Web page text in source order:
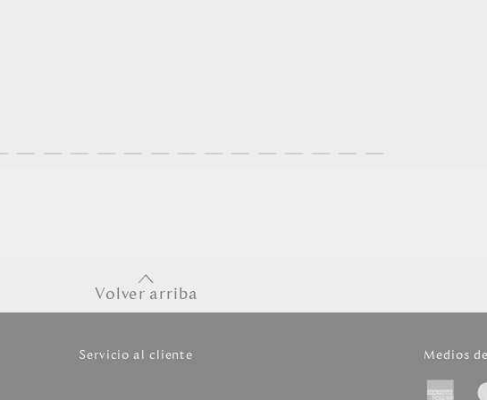
Volver arriba
Servicio al cliente Medios